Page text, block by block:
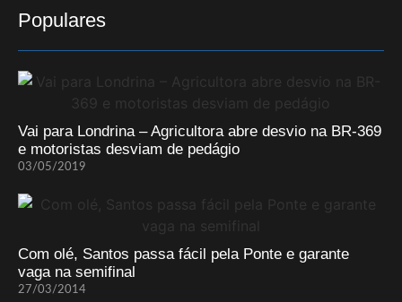
Populares
Vai para Londrina – Agricultora abre desvio na BR-369
e motoristas desviam de pedágio
03/05/2019
Com olé, Santos passa fácil pela Ponte e garante
vaga na semifinal
27/03/2014